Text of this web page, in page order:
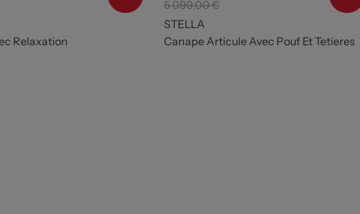
Relaxation
5 099,00 €
STELLA
Canape Articule Avec Pouf Et Tetieres